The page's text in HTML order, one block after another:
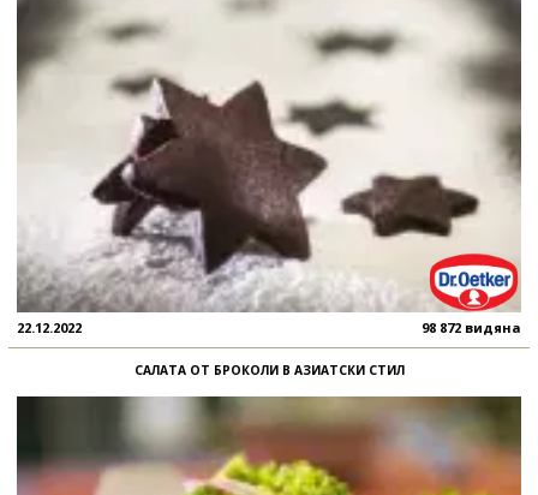
22.12.2022 98 872 видяна
САЛАТА ОТ БРОКОЛИ В АЗИАТСКИ СТИЛ